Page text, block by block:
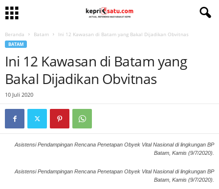
Beranda Batam Ini 12 Kawasan di Batam yang Bakal Dijadikan Obvitnas
BATAM
Ini 12 Kawasan di Batam yang
Bakal Dijadikan Obvitnas
10 Juli 2020
Asistensi Pendampingan Rencana Penetapan Obyek Vital Nasional di lingkungan BP
Batam, Kamis (9/7/2020).
Asistensi Pendampingan Rencana Penetapan Obyek Vital Nasional di lingkungan BP
Batam, Kamis (9/7/2020).